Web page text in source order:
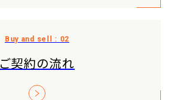
ご契約の流れ